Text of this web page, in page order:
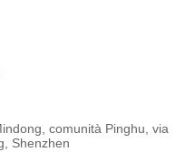
comunità Pinghu, via
Shenzhen